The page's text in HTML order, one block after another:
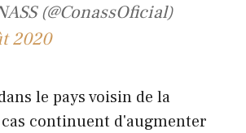
(@ConassOficial)
2020
le pays voisin de la
continuent d'augmenter